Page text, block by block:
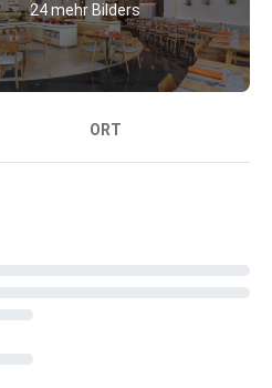
24 mehr Bilders
ORT